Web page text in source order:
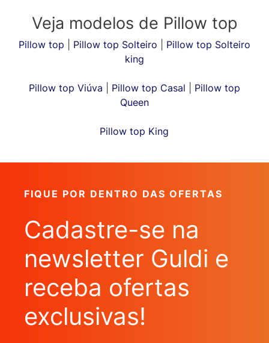
Veja modelos de Pillow top
Pillow top Pillow top Solteiro
Pillow top Solteiro
king
Pillow top Viúva Pillow top Casal
Pillow top
Queen
Pillow top King
FIQUE POR DENTRO DAS OFERTAS
Cadastre-se na
newsletter Guldi e
receba ofertas
exclusivas!